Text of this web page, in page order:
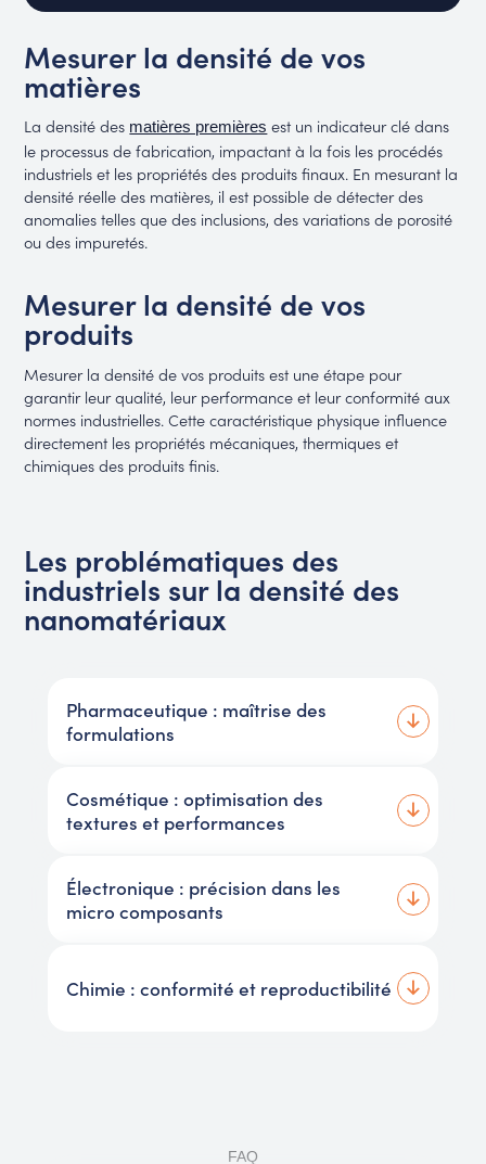
Mesurer la densité de vos
matières
La densité des matières premières est un indicateur clé dans
le processus de fabrication, impactant à la fois les procédés
industriels et les propriétés des produits finaux. En mesurant la
densité réelle des matières, il est possible de détecter des
anomalies telles que des inclusions, des variations de porosité
ou des impuretés.
Mesurer la densité de vos
produits
Mesurer la densité de vos produits est une étape pour
garantir leur qualité, leur performance et leur conformité aux
normes industrielles. Cette caractéristique physique influence
directement les propriétés mécaniques, thermiques et
chimiques des produits finis.
Les problématiques des
industriels sur la densité des
nanomatériaux
Pharmaceutique : maîtrise des
formulations
Cosmétique : optimisation des
textures et performances
Électronique : précision dans les
micro composants
Chimie : conformité et reproductibilité
FAQ